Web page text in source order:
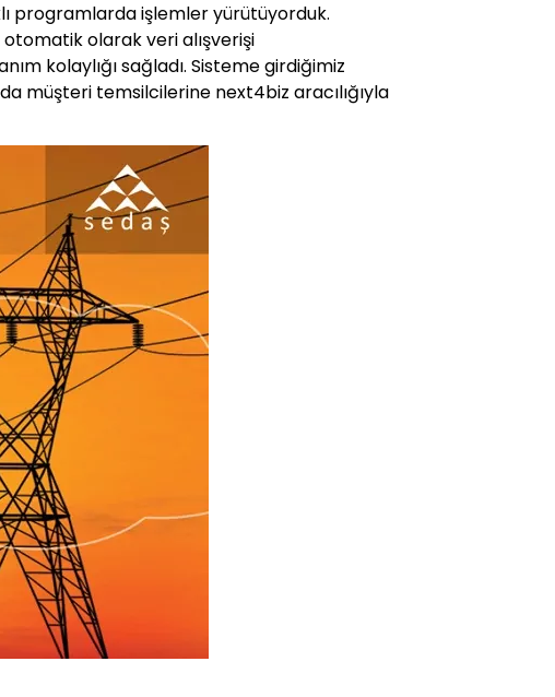
programlarda işlemler yürütüyorduk.
olarak veri alışverişi
kolaylığı sağladı. Sisteme girdiğimiz
müşteri temsilcilerine next4biz aracılığıyla